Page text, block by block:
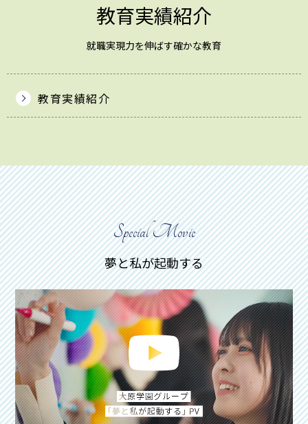
教育実績紹介
就職実現力を伸ばす確かな教育
教育実績紹介
Special Movie
夢と私が起動する